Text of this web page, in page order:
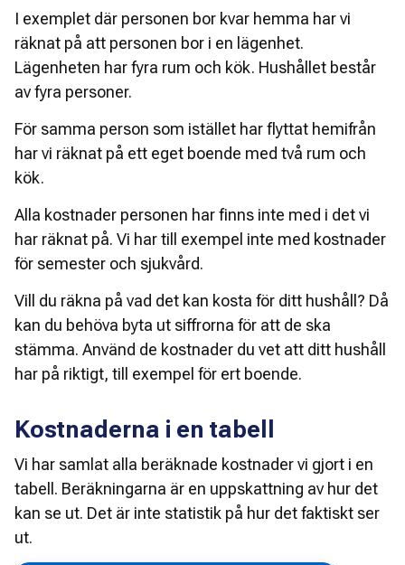
I exemplet där personen bor kvar hemma har vi
räknat på att personen bor i en lägenhet.
Lägenheten har fyra rum och kök. Hushållet består
av fyra personer.
För samma person som istället har flyttat hemifrån
har vi räknat på ett eget boende med två rum och
kök.
Alla kostnader personen har finns inte med i det vi
har räknat på. Vi har till exempel inte med kostnader
för semester och sjukvård.
Vill du räkna på vad det kan kosta för ditt hushåll? Då
kan du behöva byta ut siffrorna för att de ska
stämma. Använd de kostnader du vet att ditt hushåll
har på riktigt, till exempel för ert boende.
Kostnaderna i en tabell
Vi har samlat alla beräknade kostnader vi gjort i en
tabell. Beräkningarna är en uppskattning av hur det
kan se ut. Det är inte statistik på hur det faktiskt ser
ut.